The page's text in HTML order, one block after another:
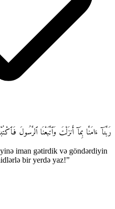
رَبَّنَآ ءَامَنَّا بِمَآ أَنزَلْتَ وَٱتَّبَعْنَا ٱلرَّسُولَ
iman gətirdik və göndərdiyin
bir yerdə yaz!”